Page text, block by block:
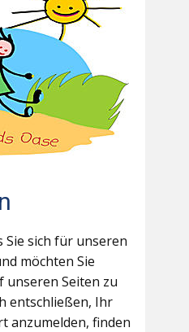
Sie sich für unseren
möchten Sie
unseren Seiten zu
entschließen, Ihr
anzumelden, finden